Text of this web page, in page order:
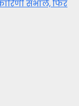
संभालें, फिर